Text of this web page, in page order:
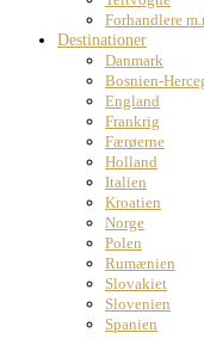
Forhandlere
Destinationer
Danmark
Bosnien-
England
Frankrig
Færøerne
Holland
Italien
Kroatien
Norge
Polen
Rumænien
Slovakiet
Slovenien
Spanien